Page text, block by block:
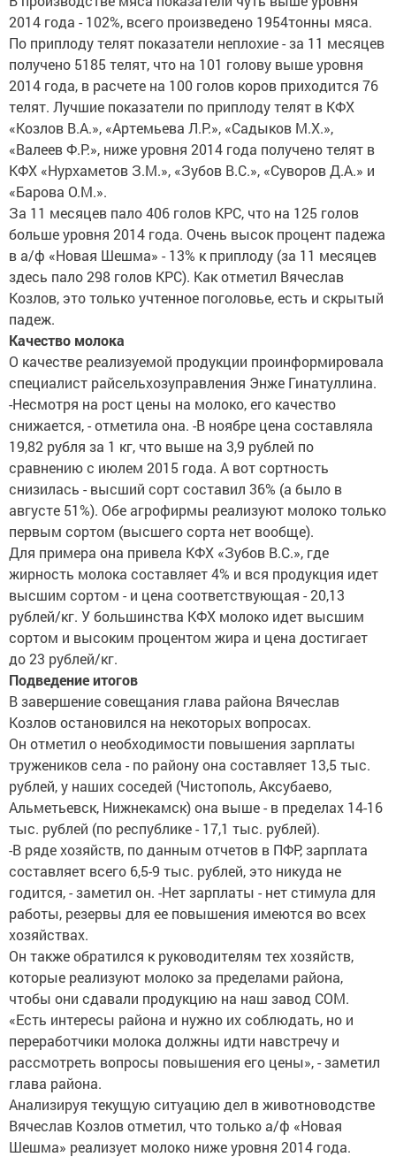
2014 года - 102%, всего произведено 1954тонны мяса.
По приплоду телят показатели неплохие - за 11 месяцев
получено 5185 телят, что на 101 голову выше уровня
2014 года, в расчете на 100 голов коров приходится 76
телят. Лучшие показатели по приплоду телят в КФХ
«Козлов В.А.», «Артемьева Л.Р.», «Садыков М.Х.»,
«Валеев Ф.Р.», ниже уровня 2014 года получено телят в
КФХ «Нурхаметов З.М.», «Зубов В.С.», «Суворов Д.А.» и
«Барова О.М.».
За 11 месяцев пало 406 голов КРС, что на 125 голов
больше уровня 2014 года. Очень высок процент падежа
в а/ф «Новая Шешма» - 13% к приплоду (за 11 месяцев
здесь пало 298 голов КРС). Как отметил Вячеслав
Козлов, это только учтенное поголовье, есть и скрытый
падеж.
Качество молока
О качестве реализуемой продукции проинформировала
специалист райсельхозуправления Энже Гинатуллина.
-Несмотря на рост цены на молоко, его качество
снижается, - отметила она. -В ноябре цена составляла
19,82 рубля за 1 кг, что выше на 3,9 рублей по
сравнению с июлем 2015 года. А вот сортность
снизилась - высший сорт составил 36% (а было в
августе 51%). Обе агрофирмы реализуют молоко только
первым сортом (высшего сорта нет вообще).
Для примера она привела КФХ «Зубов В.С.», где
жирность молока составляет 4% и вся продукция идет
высшим сортом - и цена соответствующая - 20,13
рублей/кг. У большинства КФХ молоко идет высшим
сортом и высоким процентом жира и цена достигает
до 23 рублей/кг.
Подведение итогов
В завершение совещания глава района Вячеслав
Козлов остановился на некоторых вопросах.
Он отметил о необходимости повышения зарплаты
тружеников села - по району она составляет 13,5 тыс.
рублей, у наших соседей (Чистополь, Аксубаево,
Альметьевск, Нижнекамск) она выше - в пределах 14-16
тыс. рублей (по республике - 17,1 тыс. рублей).
-В ряде хозяйств, по данным отчетов в ПФР, зарплата
составляет всего 6,5-9 тыс. рублей, это никуда не
годится, - заметил он. -Нет зарплаты - нет стимула для
работы, резервы для ее повышения имеются во всех
хозяйствах.
Он также обратился к руководителям тех хозяйств,
которые реализуют молоко за пределами района,
чтобы они сдавали продукцию на наш завод СОМ.
«Есть интересы района и нужно их соблюдать, но и
переработчики молока должны идти навстречу и
рассмотреть вопросы повышения его цены», - заметил
глава района.
Анализируя текущую ситуацию дел в животноводстве
Вячеслав Козлов отметил, что только а/ф «Новая
Шешма» реализует молоко ниже уровня 2014 года.